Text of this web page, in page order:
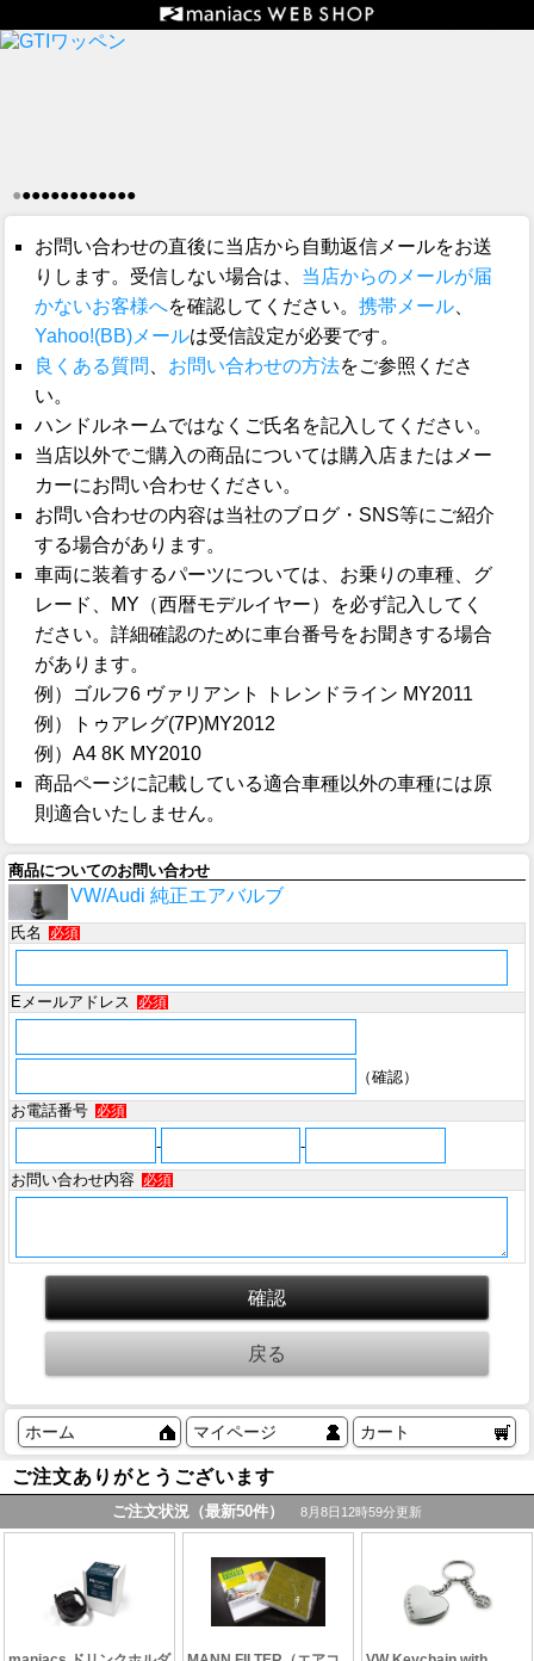
●●●●●●●●●●●●●
お問い合わせの直後に当店から自動返信メールをお送
りします。受信しない場合は、 当店からのメールが届
かないお客様へを確認してください。 携帯メール、
Yahoo!(BB)メールは受信設定が必要です。
良くある質問
お問い合わせの方法をご参照くださ
い。
ハンドルネームではなくご氏名を記入してください。
当店以外でご購入の商品については購入店またはメー
カーにお問い合わせください。
お問い合わせの内容は当社のブログ・SNS等にご紹介
する場合があります。
車両に装着するパーツについては、お乗りの車種、グ
レード、MY（西暦モデルイヤー）を必ず記入してく
ださい。詳細確認のために車台番号をお聞きする場合
があります。
例）ゴルフ6 ヴァリアント トレンドライン MY2011
例）トゥアレグ(7P)MY2012
例）A4 8K MY2010
商品ページに記載している適合車種以外の車種には原
則適合いたしません。
商品についてのお問い合わせ
VW/Audi 純正エアバルブ
氏名 必須
Eメールアドレス 必須
（確認）
お電話番号
必須
-
-
お問い合わせ内容
必須
ホーム マイページ カート
ご注文ありがとうございます